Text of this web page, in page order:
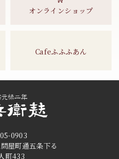
オンラインショップ
Cafeふふふあん
0903
屋町通五条下る
町433